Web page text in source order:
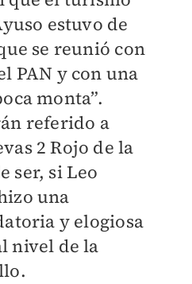
estuvo de
se reunió con
PAN y con una
monta”.
referido a
2 Rojo de la
ser, si Leo
una
y elogiosa
nivel de la